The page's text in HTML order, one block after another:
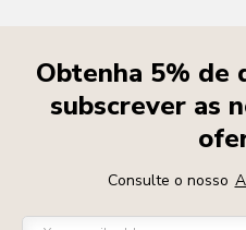
Obtenha 5% de
subscrever as
Consulte o nosso